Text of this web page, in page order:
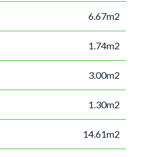
6.67m2
1.74m2
3.00m2
1.30m2
14.61m2